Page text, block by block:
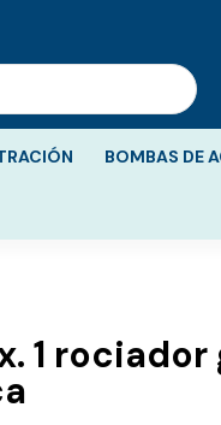
BOMBAS DE
1